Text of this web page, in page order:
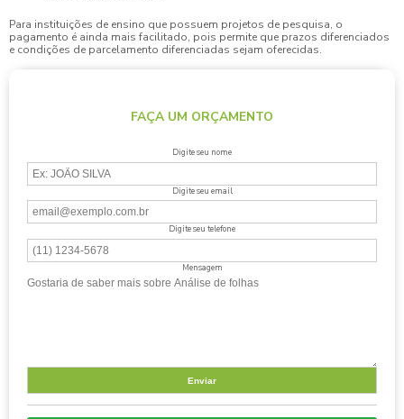
Para instituições de ensino que possuem projetos de pesquisa, o
pagamento é ainda mais facilitado, pois permite que prazos diferenciados
e condições de parcelamento diferenciadas sejam oferecidas.
FAÇA UM ORÇAMENTO
Digite seu nome
Digite seu email
Digite seu telefone
Mensagem